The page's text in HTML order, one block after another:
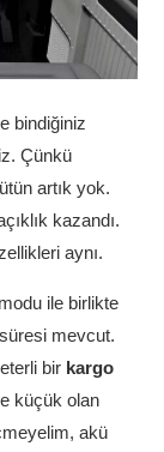
bindiğiniz
Çünkü
artık yok.
kazandı.
aynı.
ile birlikte
mevcut.
bir kargo
küçük olan
akü